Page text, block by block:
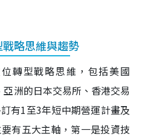
略思維與趨勢
轉型戰略思維，包括美國
洲的日本交易所、香港交易
有1至3年短中期營運計畫及
有五大主軸，第一是投資技